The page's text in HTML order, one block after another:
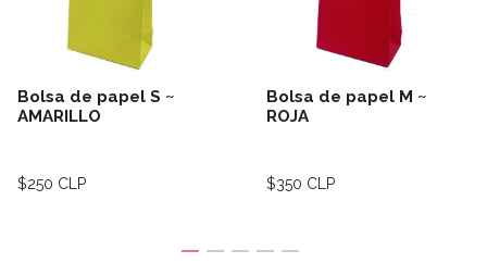
Bolsa de papel S ~
AMARILLO
$250 CLP
Bolsa de papel M ~
ROJA
$350 CLP